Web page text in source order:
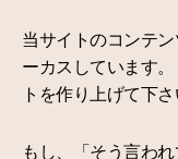
当サイトのコンテ
ーカスしています
トを作り上げて下さ
もし、「そう言わ